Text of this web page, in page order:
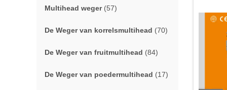
Multihead weger(57)
De Weger van korrelsmultihead (70)
De Weger van fruitmultihead (84)
De Weger van poedermultihead (17)